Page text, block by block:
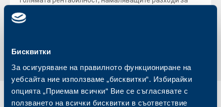
Бисквитки
За осигуряване на правилното функциониране на
уебсайта ние използваме „бисквитки“. Избирайки
опцията „Приемам всички“ Вие се съгласявате с
ползването на всички бисквитки в съответствие
риск и технологичните нововъведения.
Индивидуални
Бизнес